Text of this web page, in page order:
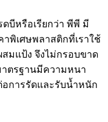
ดบีหรือเรียกว่า พีพี มี
พิเศษพลาสติกที่เราใช้
สมแป้ง จึงไม่กรอบขาด
าตรฐานมีความหนา
การรัดและรับน้ำหนัก